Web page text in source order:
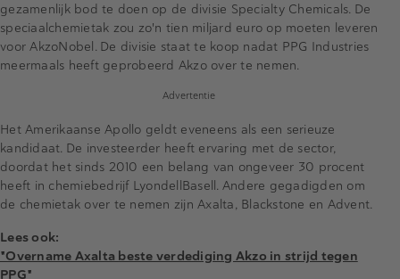
gezamenlijk bod te doen op de divisie Specialty Chemicals. De
speciaalchemietak zou zo'n tien miljard euro op moeten leveren
voor AkzoNobel. De divisie staat te koop nadat PPG Industries
meermaals heeft geprobeerd Akzo over te nemen.
Advertentie
Het Amerikaanse Apollo geldt eveneens als een serieuze
kandidaat. De investeerder heeft ervaring met de sector,
doordat het sinds 2010 een belang van ongeveer 30 procent
heeft in chemiebedrijf LyondellBasell. Andere gegadigden om
de chemietak over te nemen zijn Axalta, Blackstone en Advent.
Lees ook:
"Overname Axalta beste verdediging Akzo in strijd tegen
PPG"